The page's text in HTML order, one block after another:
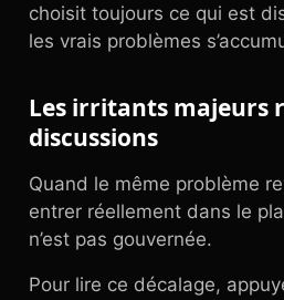
choisit toujours ce qui est
les vrais problèmes
Les irritants majeurs
discussions
Quand le même problème
entrer réellement dans le
n’est pas gouvernée.
Pour lire ce décalage,